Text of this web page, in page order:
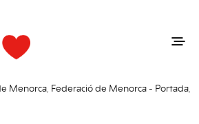
Menorca, Federació de Menorca - Portada,